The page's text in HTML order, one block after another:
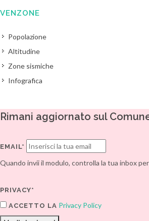
VENZONE
Popolazione
Altitudine
Zone sismiche
Infografica
Rimani aggiornato sul
EMAIL*
Quando invii il modulo, controlla la tua inbox
PRIVACY*
ACCETTO LA Privacy Policy